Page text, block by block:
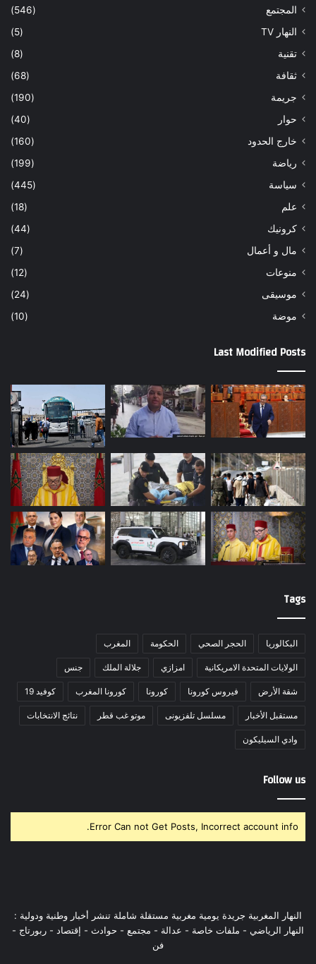
المجتمع
(546)
النهار TV
(5)
تقنية
(8)
ثقافة
(68)
جريمة
(190)
حوار
(40)
خارج الحدود
(160)
رياضة
(199)
سياسة
(445)
علم
(18)
كرونيك
(44)
مال و أعمال
(7)
منوعات
(12)
موسيقى
(24)
موضة
(10)
Last Modified Posts
Tags
البكالوريا الحجر الصحي الحكومة المغرب
الولايات المتحدة الامريكانية امزازي جلالة الملك جنس
شقة الأرض فيروس كورونا كورونا كورونا المغرب كوفيد 19
مستقبل الأخبار مسلسل تلفزيونى موتو غب قطر نتائج الانتخابات
وادي السيليكون
Follow us
Error Can not Get Posts, Incorrect account info.
النهار المغربية جريدة يومية مغربية مستقلة شاملة تنشر أخبار وطنية ودولية :
النهار الرياضي - ملفات خاصة - عدالة - مجتمع - حوادث - إقتصاد - ربورتاج -
فن